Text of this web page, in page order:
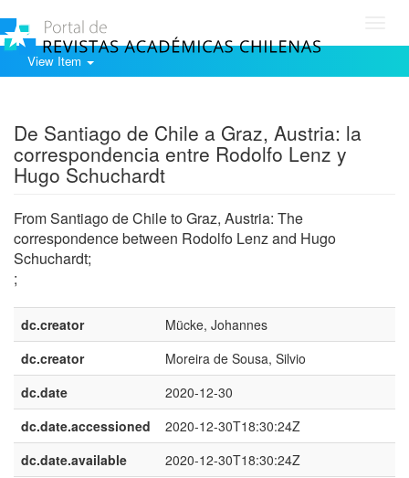
View Item
De Santiago de Chile a Graz, Austria: la
correspondencia entre Rodolfo Lenz y
Hugo Schuchardt
From Santiago de Chile to Graz, Austria: The
correspondence between Rodolfo Lenz and Hugo
Schuchardt;
;
dc.creator
Mücke, Johannes
dc.creator
Moreira de Sousa, Silvio
dc.date
2020-12-30
dc.date.accessioned
2020-12-30T18:30:24Z
dc.date.available
2020-12-30T18:30:24Z